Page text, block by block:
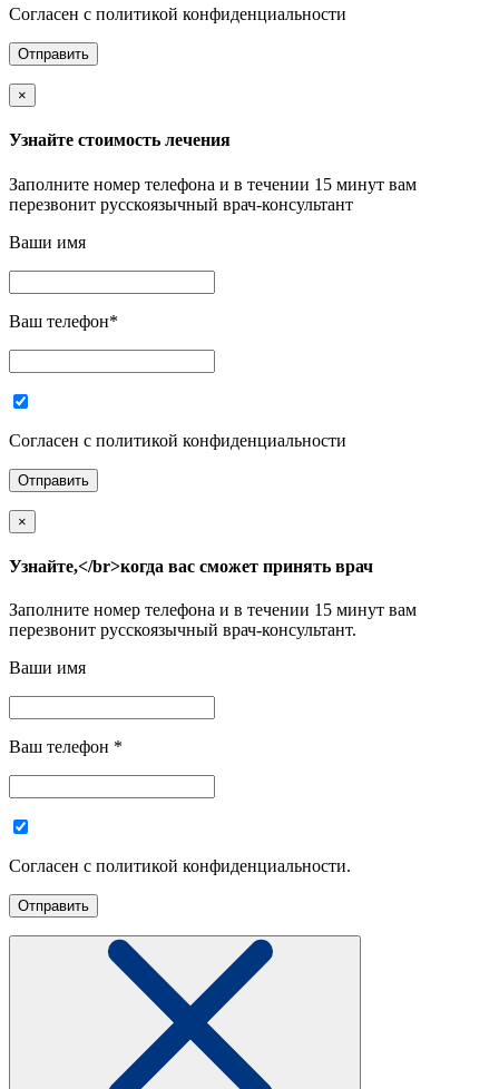
Согласен с политикой конфиденциальности
×
Узнайте стоимость лечения
Заполните номер телефона и в течении 15 минут вам
перезвонит русскоязычный врач-консультант
Ваши имя
Ваш телефон*
Согласен с политикой конфиденциальности
×
Узнайте,</br>когда вас сможет принять врач
Заполните номер телефона и в течении 15 минут вам
перезвонит русскоязычный врач-консультант.
Ваши имя
Ваш телефон *
Согласен с политикой конфиденциальности.